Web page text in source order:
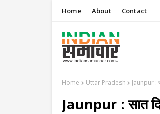
Home About Contact
Home Uttar Pradesh Jaunpur :
Jaunpur : सात